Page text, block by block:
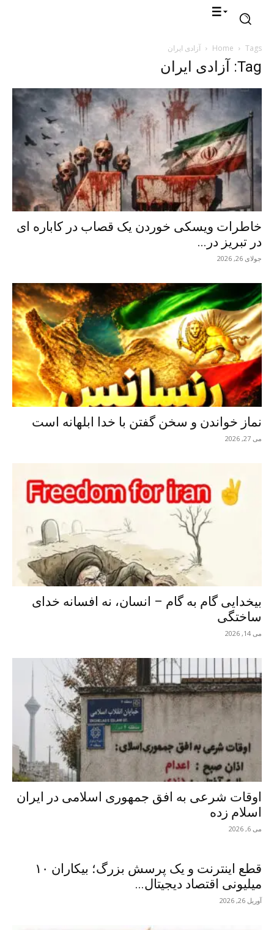
Home Tags آزادی ایران
Tag: آزادی ایران
خاطرات ویسکی خوردن یک قصاب در کاباره ای
در تبریز در...
جولای 26, 2026
نماز خواندن و سخن گفتن با خدا ابلهانه است
می 27, 2026
بیخدایی گام به گام – انسان، نه افسانه خدای
ساختگی
می 14, 2026
اوقات شرعی به افق جمهوری اسلامی در ایران
اسلام زده
می 6, 2026
قطع اینترنت و یک پرسش بزرگ؛ بیکاران ۱۰
میلیونی اقتصاد دیجیتال...
آوریل 26, 2026